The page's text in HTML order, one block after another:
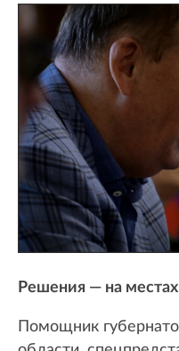
Решения — на местах
Помощник